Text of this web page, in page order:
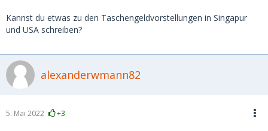
Kannst du etwas zu den Taschengeldvorstellungen in Singapur
und USA schreiben?
alexanderwmann82
5. Mai 2022 +3